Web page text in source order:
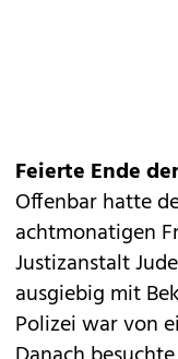
Feierte Ende
Offenbar hatte
achtmonatigen
Justizanstalt
ausgiebig mit
Polizei war von